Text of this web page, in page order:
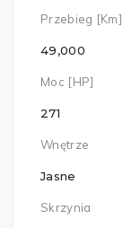
Przebieg [km]
49,000
Moc [HP]
271
Wnętrze
Jasne
Skrzynia